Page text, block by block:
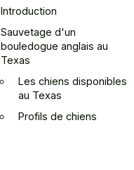
Introduction
Sauvetage d'un
bouledogue anglais au
Texas
Les chiens disponibles
au Texas
Profils de chiens